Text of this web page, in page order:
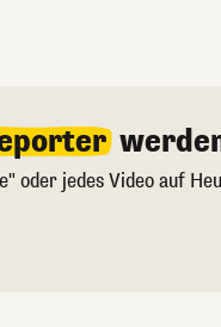
oder jedes Video auf